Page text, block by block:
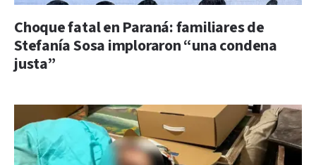
Choque fatal en Paraná: familiares de
Stefanía Sosa imploraron “una condena
justa”